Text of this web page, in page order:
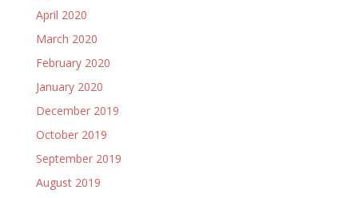
April 2020
March 2020
February 2020
January 2020
December 2019
October 2019
September 2019
August 2019